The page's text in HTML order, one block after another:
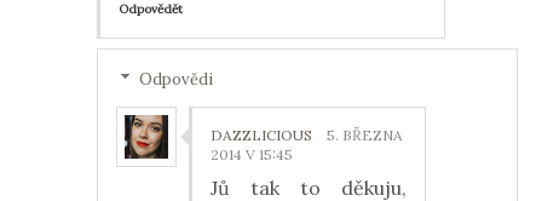
Odpovědět
Odpovědi
DAZZLICIOUS
5. BŘEZNA
2014 V 15:45
Jů tak to děkuju,